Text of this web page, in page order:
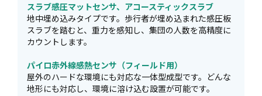
スラブ感圧マットセンサ、アコースティックスラブ
地中埋め込みタイプです。歩行者が埋め込まれた感圧板
スラブを踏むと、重力を感知し、集団の人数を高精度に
カウントします。
パイロ赤外線感熱センサ（フィールド用）
屋外のハードな環境にも対応な一体型成型です。どんな
地形にも対応し、環境に溶け込む設置が可能です。